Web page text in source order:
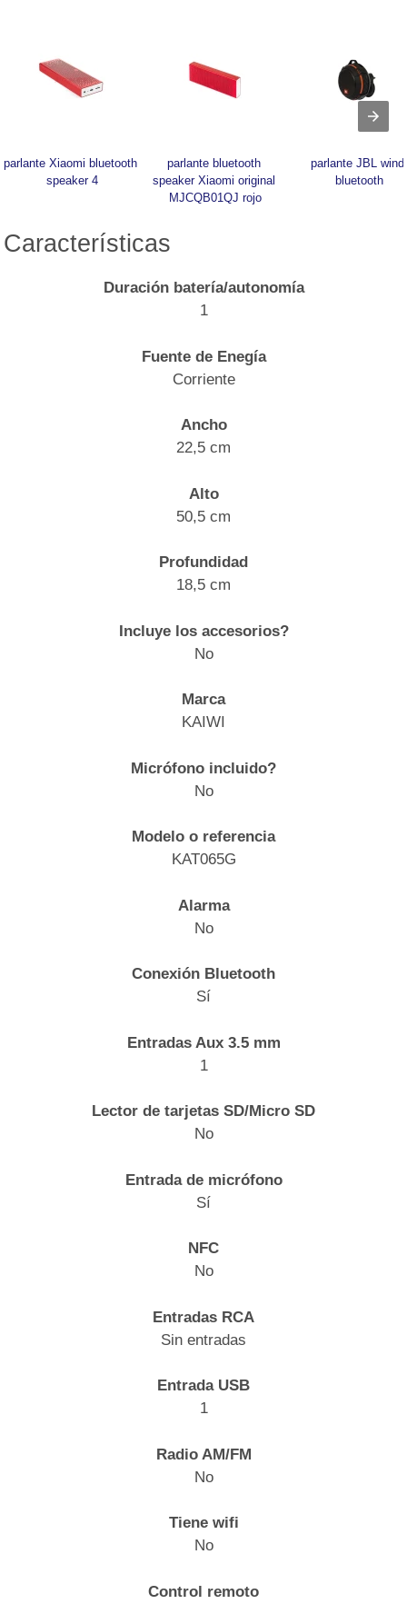
parlante Xiaomi bluetooth
speaker 4
parlante bluetooth
speaker Xiaomi original
MJCQB01QJ rojo
parlante JBL wind
bluetooth
Características
Duración batería/autonomía
1
Fuente de Enegía
Corriente
Ancho
22,5 cm
Alto
50,5 cm
Profundidad
18,5 cm
Incluye los accesorios?
No
Marca
KAIWI
Micrófono incluido?
No
Modelo o referencia
KAT065G
Alarma
No
Conexión Bluetooth
Sí
Entradas Aux 3.5 mm
1
Lector de tarjetas SD/Micro SD
No
Entrada de micrófono
Sí
NFC
No
Entradas RCA
Sin entradas
Entrada USB
1
Radio AM/FM
No
Tiene wifi
No
Control remoto